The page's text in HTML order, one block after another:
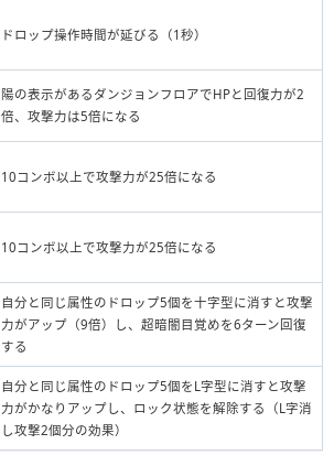
ドロップ操作時間が延びる（1秒）
陽の表示があるダンジョンフロアでHPと回復力が2
倍、攻撃力は5倍になる
10コンボ以上で攻撃力が25倍になる
10コンボ以上で攻撃力が25倍になる
自分と同じ属性のドロップ5個を十字型に消すと攻撃
力がアップ（9倍）し、超暗闇目覚めを6ターン回復
する
自分と同じ属性のドロップ5個をL字型に消すと攻撃
力がかなりアップし、ロック状態を解除する（L字消
し攻撃2個分の効果）